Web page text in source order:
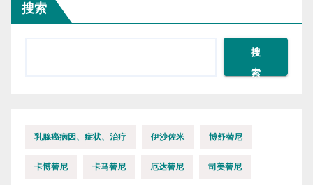
搜索
搜
索
乳腺癌病因、症状、治疗 伊沙佐米 博舒替尼
卡博替尼 卡马替尼 厄达替尼 司美替尼